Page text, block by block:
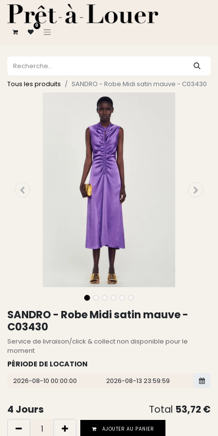
0
Tous les produits SANDRO - Robe Midi satin mauve - C03430
SANDRO - Robe Midi satin mauve -
C03430
Service de livraison/click & collect non disponible pour le
moment
PÉRIODE DE LOCATION
4 Jours Total 53,72€
AJOUTER AU PANIER